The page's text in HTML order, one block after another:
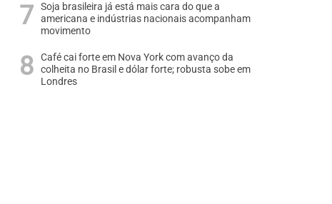
Soja brasileira já está mais cara do que a
americana e indústrias nacionais acompanham
movimento
Café cai forte em Nova York com avanço da
colheita no Brasil e dólar forte; robusta sobe em
Londres